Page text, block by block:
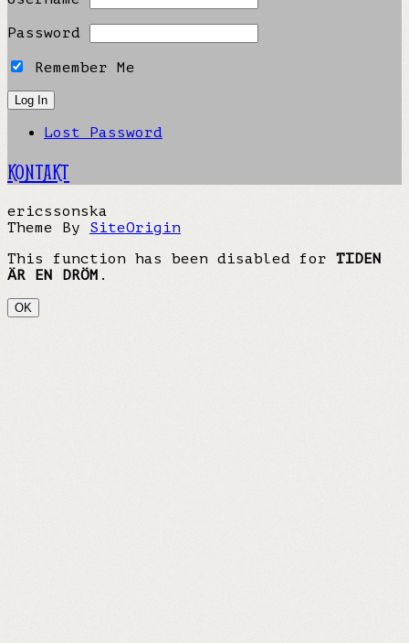
Password
Remember Me
Lost Password
KONTAKT
ericssonska
Theme By SiteOrigin
This function has been disabled for TIDEN
ÄR EN DRÖM .
OK